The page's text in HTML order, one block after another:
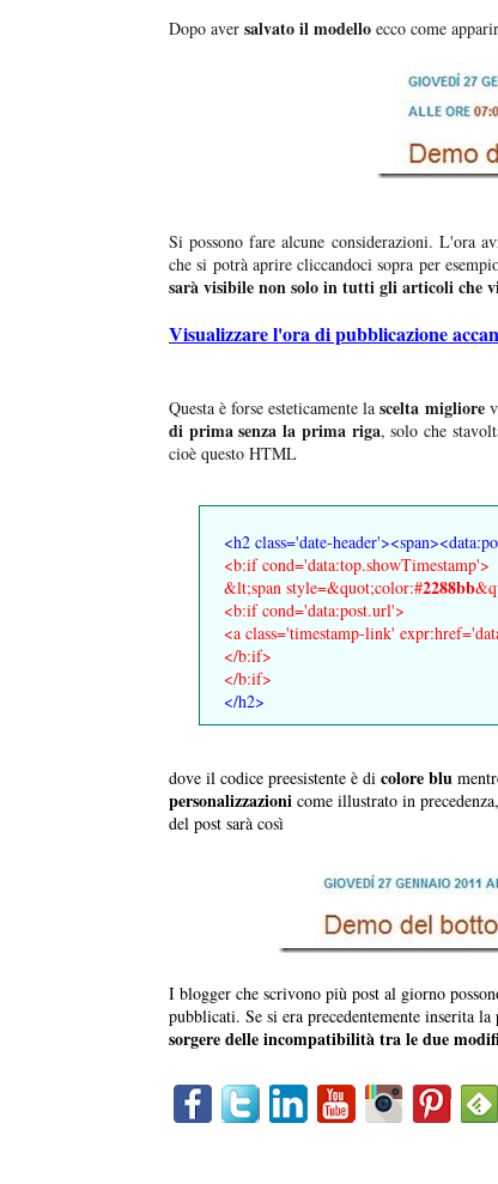
Dopo aver salvato il modello ecco come
Si possono fare alcune considerazioni. L'ora
che si potrà aprire cliccandoci sopra per
sarà visibile non solo in tutti gli articoli che
Visualizzare l'ora di pubblicazione
Questa è forse esteticamente lascelta migliore
di prima senza la prima riga, solo che
cioè questo HTML
<h2 class='date-
<b:if cond='data:top.showTimestamp'>
&lt;span style=&quot;color:#2288bb
<b:if cond='data:post.url'>
<a class='timestamp-link'
</b:if>
</b:if>
</h2>
dove il codice preesistente è di colore blu
personalizzazioni come illustrato in
del post sarà così
I blogger che scrivono più post al giorno
pubblicati. Se si era precedentemente inserita la
sorgere delle incompatibilità tra le due